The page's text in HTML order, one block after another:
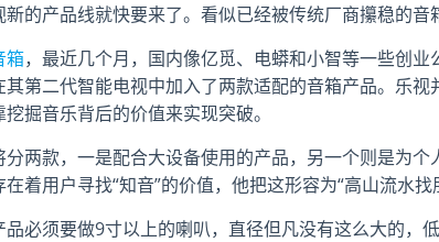
的产品线就快要来了。看似已经被传统厂商攥稳的音
箱，最近几个月，国内像亿觅、电蟒和小智等一些创
第二代智能电视中加入了两款适配的音箱产品。乐
掘音乐背后的价值来实现突破。
两款，一是配合大设备使用的产品，另一个则是为
着用户寻找“知音”的价值，他把这形容为“高山流水找
必须要做9寸以上的喇叭，直径但凡没有这么大的，